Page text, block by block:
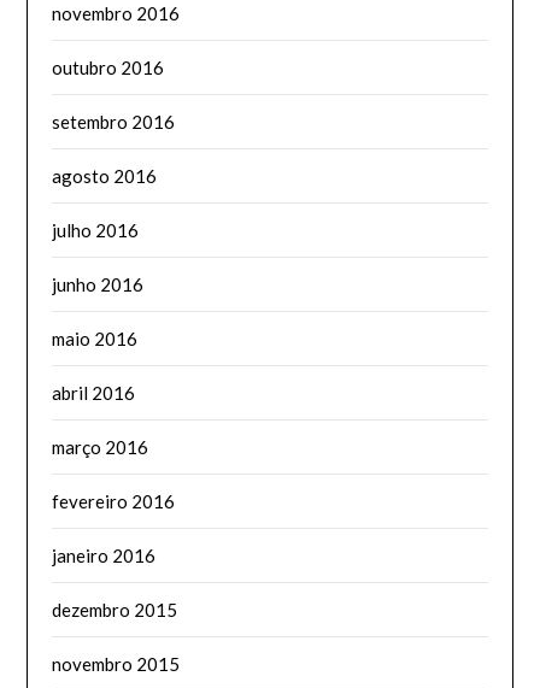
novembro 2016
outubro 2016
setembro 2016
agosto 2016
julho 2016
junho 2016
maio 2016
abril 2016
março 2016
fevereiro 2016
janeiro 2016
dezembro 2015
novembro 2015